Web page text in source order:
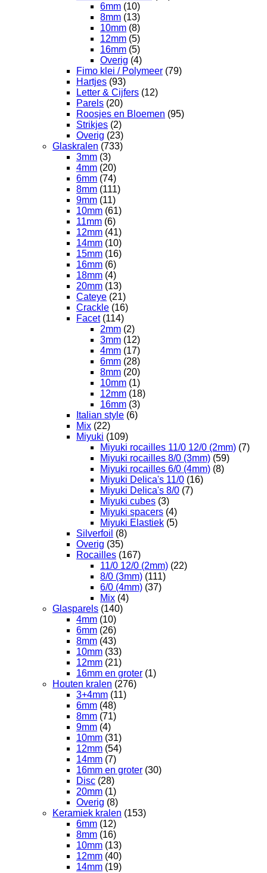
6mm (10)
8mm (13)
10mm (8)
12mm (5)
16mm (5)
Overig (4)
Fimo klei / Polymeer (79)
Hartjes (93)
Letter & Cijfers (12)
Parels (20)
Roosjes en Bloemen (95)
Strikjes (2)
Overig (23)
Glaskralen (733)
3mm (3)
4mm (20)
6mm (74)
8mm (111)
9mm (11)
10mm (61)
11mm (6)
12mm (41)
14mm (10)
15mm (16)
16mm (6)
18mm (4)
20mm (13)
Cateye (21)
Crackle (16)
Facet (114)
2mm (2)
3mm (12)
4mm (17)
6mm (28)
8mm (20)
10mm (1)
12mm (18)
16mm (3)
Italian style (6)
Mix (22)
Miyuki (109)
Miyuki rocailles 11/0 12/0 (2mm) (7)
Miyuki rocailles 8/0 (3mm) (59)
Miyuki rocailles 6/0 (4mm) (8)
Miyuki Delica's 11/0 (16)
Miyuki Delica's 8/0 (7)
Miyuki cubes (3)
Miyuki spacers (4)
Miyuki Elastiek (5)
Silverfoil (8)
Overig (35)
Rocailles (167)
11/0 12/0 (2mm) (22)
8/0 (3mm) (111)
6/0 (4mm) (37)
Mix (4)
Glasparels (140)
4mm (10)
6mm (26)
8mm (43)
10mm (33)
12mm (21)
16mm en groter (1)
Houten kralen (276)
3+4mm (11)
6mm (48)
8mm (71)
9mm (4)
10mm (31)
12mm (54)
14mm (7)
16mm en groter (30)
Disc (28)
20mm (1)
Overig (8)
Keramiek kralen (153)
6mm (12)
8mm (16)
10mm (13)
12mm (40)
14mm (19)